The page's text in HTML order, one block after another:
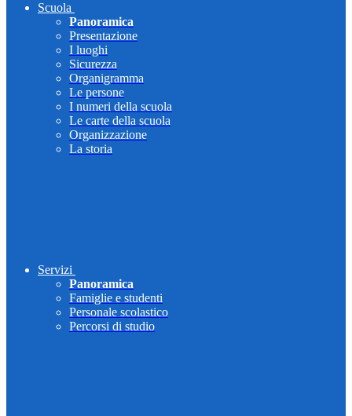
Scuola
Panoramica
Presentazione
I luoghi
Sicurezza
Organigramma
Le persone
I numeri della scuola
Le carte della scuola
Organizzazione
La storia
Servizi
Panoramica
Famiglie e studenti
Personale scolastico
Percorsi di studio